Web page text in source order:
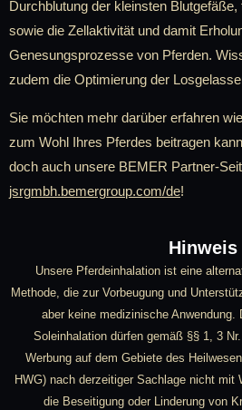
Durchblutung der kleinsten
sowie die Zellaktivität und damit
Genesungsprozesse von Pferden.
zudem die Optimierung der
Sie möchten mehr darüber erfahren
zum Wohl Ihres Pferdes beitragen
doch auch unsere BEMER Partner-
jsrgmbh.bemergroup.com/de!
Hinweis
Unsere Pferdeinhalation ist eine
Methode, die zur Vorbeugung und
aber keine medizinische Anwendung.
Soleinhalation dürfen gemäß §§ 1, 3
Werbung auf dem Gebiete des
HWG) nach derzeitiger Sachlage nicht mit
die Beseitigung oder Linderung von